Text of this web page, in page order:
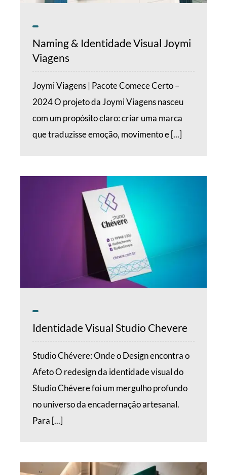
Naming & Identidade Visual Joymi
Viagens
Joymi Viagens | Pacote Comece Certo –
2024 O projeto da Joymi Viagens nasceu
com um propósito claro: criar uma marca
que traduzisse emoção, movimento e [...]
Identidade Visual Studio Chevere
Studio Chévere: Onde o Design encontra o
Afeto O redesign da identidade visual do
Studio Chévere foi um mergulho profundo
no universo da encadernação artesanal.
Para [...]